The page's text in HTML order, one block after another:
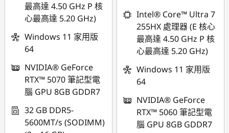
最高達 4.50 GHz P 核
心最高達 5.20 GHz)
Windows 11 家用版
64
NVIDIA® GeForce
RTX™ 5070 筆記型電
腦 GPU 8GB GDDR7
32 GB DDR5-
5600MT/s (SODIMM)
Intel® Core™ Ultra 7
255HX 處理器 (E 核心
最高達 4.50 GHz P 核
心最高達 5.20 GHz)
Windows 11 家用版
64
NVIDIA® GeForce
RTX™ 5060 筆記型電
腦 GPU 8GB GDDR7